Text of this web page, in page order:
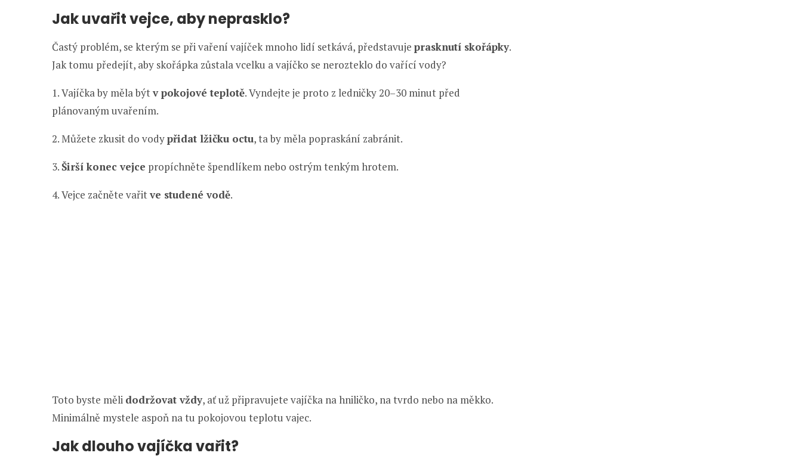
Jak uvařit vejce, aby neprasklo?
Častý problém, se kterým se při vaření vajíček mnoho lidí setkává, představuje prasknutí skořápky.
Jak tomu předejít, aby skořápka zůstala vcelku a vajíčko se nerozteklo do vařící vody?
1. Vajíčka by měla býtv pokojové teplotě. Vyndejte je proto z ledničky 20–30 minut před
plánovaným uvařením.
2. Můžete zkusit do vodypřidat lžičku octu, ta by měla popraskání zabránit.
3.Širší konec vejce propíchněte špendlíkem nebo ostrým tenkým hrotem.
4. Vejce začněte vařitve studené vodě.
Toto byste měli dodržovat vždy, ať už připravujete vajíčka na hniličko, na tvrdo nebo na měkko.
Minimálně mystele aspoň na tu pokojovou teplotu vajec.
Jak dlouho vajíčka vařit?